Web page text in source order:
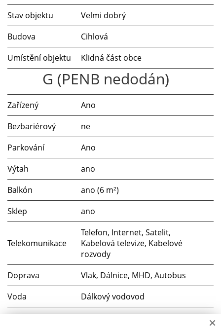
Stav objektu
Velmi dobrý
Budova
Cihlová
Umístění objektu
Klidná část obce
G (PENB nedodán)
Zařízený
Ano
Bezbariérový
ne
Parkování
Ano
Výtah
ano
Balkón
ano (6 m²)
Sklep
ano
Telekomunikace
Telefon, Internet, Satelit,
Kabelová televize, Kabelové
rozvody
Doprava
Vlak, Dálnice, MHD, Autobus
Voda
Dálkový vodovod
×